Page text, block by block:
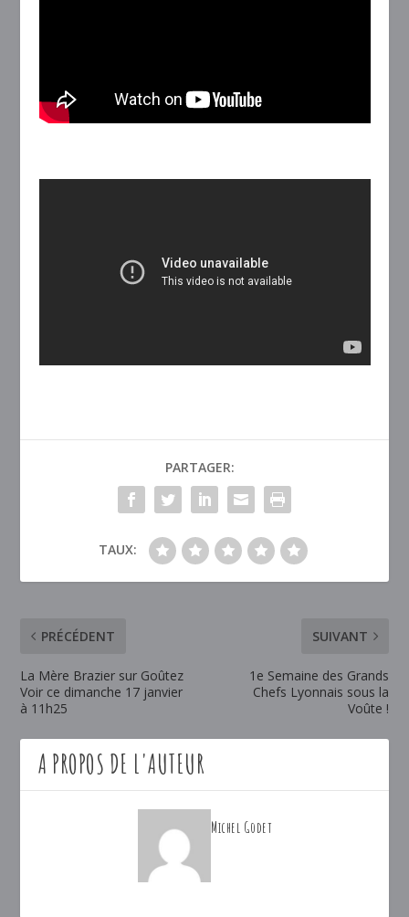
PARTAGER:
TAUX:
PRÉCÉDENT
La Mère Brazier sur Goûtez
Voir ce dimanche 17 janvier
à 11h25
SUIVANT
1e Semaine des Grands
Chefs Lyonnais sous la
Voûte !
A PROPOS DE L'AUTEUR
Michel Godet